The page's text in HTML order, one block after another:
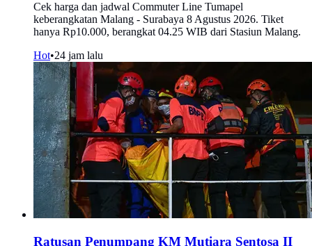
Cek harga dan jadwal Commuter Line Tumapel
keberangkatan Malang - Surabaya 8 Agustus 2026. Tiket
hanya Rp10.000, berangkat 04.25 WIB dari Stasiun Malang.
Hot•24 jam lalu
Ratusan Penumpang KM Mutiara Sentosa II